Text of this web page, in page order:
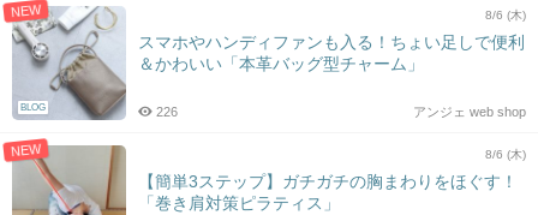
NEW
BLOG
8/6 (木)
スマホやハンディファンも入る！ちょい足しで便利
＆かわいい「本革バッグ型チャーム」
アンジェ web shop
226
NEW 8/6 (木)
【簡単3ステップ】ガチガチの胸まわりをほぐす！
「巻き肩対策ピラティス」